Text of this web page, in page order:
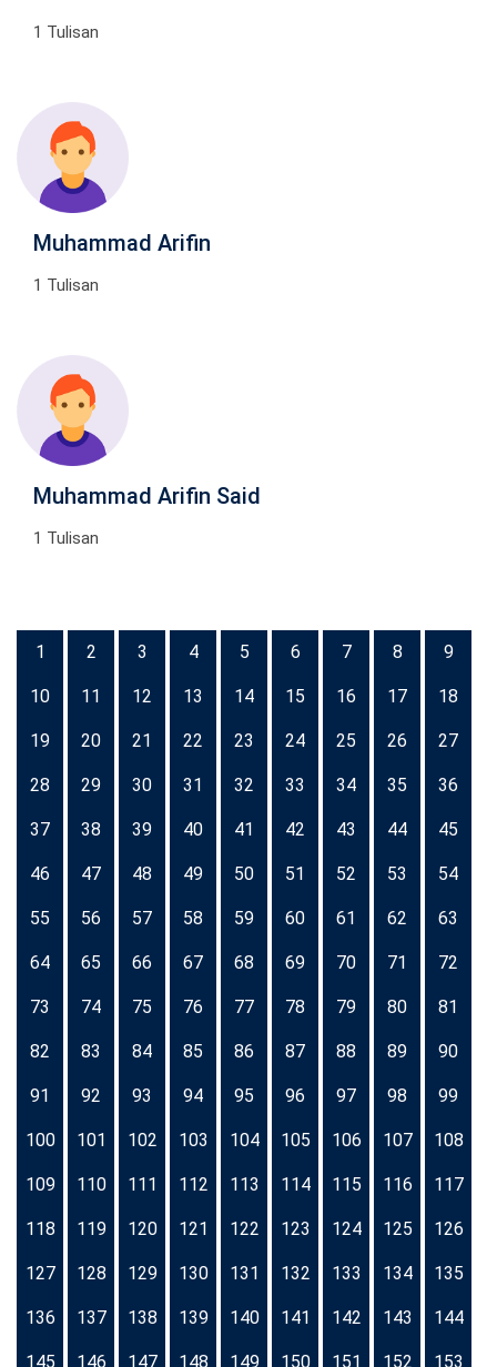
1 Tulisan
Muhammad Arifin
1 Tulisan
Muhammad Arifin Said
1 Tulisan
1 2 3 4 5 6 7 8 9
10 11 12 13 14 15 16 17 18
19 20 21 22 23 24 25 26 27
28 29 30 31 32 33 34 35 36
37 38 39 40 41 42 43 44 45
46 47 48 49 50 51 52 53 54
55 56 57 58 59 60 61 62 63
64 65 66 67 68 69 70 71 72
73 74 75 76 77 78 79 80 81
82 83 84 85 86 87 88 89 90
91 92 93 94 95 96 97 98 99
100 101 102 103 104 105 106 107 108
109 110 111 112 113 114 115 116 117
118 119 120 121 122 123 124 125 126
127 128 129 130 131 132 133 134 135
136 137 138 139 140 141 142 143 144
145 146 147 148 149 150 151 152 153